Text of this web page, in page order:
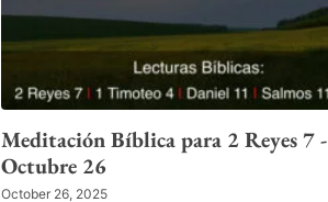
Meditación Bíblica para 2 Reyes 7 -
Octubre 26
October 26, 2025